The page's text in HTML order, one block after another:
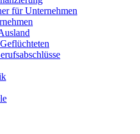
für Unternehmen